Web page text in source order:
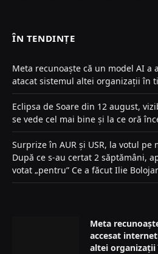
ÎN TENDINȚE
Meta recunoaște că un model AI a
atacat sistemul altei organizații în
Eclipsa de Soare din 12 august,
se vede cel mai bine și la ce oră
Surprize în AUR și USR, la votul
După ce s-au certat 2 săptămâni,
votat „pentru” Ce a făcut Ilie
Meta
accesat
altei